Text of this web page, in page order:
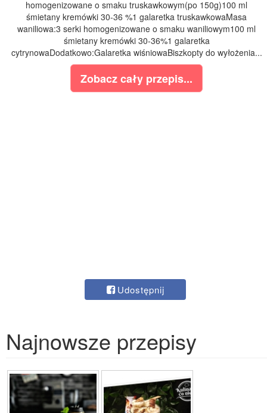
homogenizowane o smaku truskawkowym(po 150g)100 ml
śmietany kremówki 30-36 %1 galaretka truskawkowaMasa
waniliowa:3 serki homogenizowane o smaku waniliowym100 ml
śmietany kremówki 30-36%1 galaretka
cytrynowaDodatkowo:Galaretka wiśniowaBiszkopty do wyłożenia...
Zobacz cały przepis...
Udostępnij
Najnowsze przepisy